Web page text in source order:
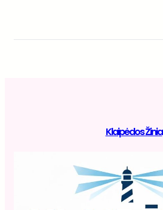
Klaipėdos Žinia